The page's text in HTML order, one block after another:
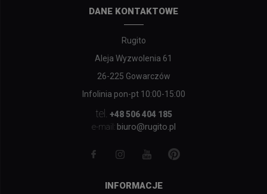
DANE KONTAKTOWE
Rugito
Aleja Wyzwolenia 61
26-225 Gowarczów
Infolinia pon-pt 10:00-15:00
tel.
+48 506 404 185
e-mail: biuro@rugito.pl
INFORMACJE